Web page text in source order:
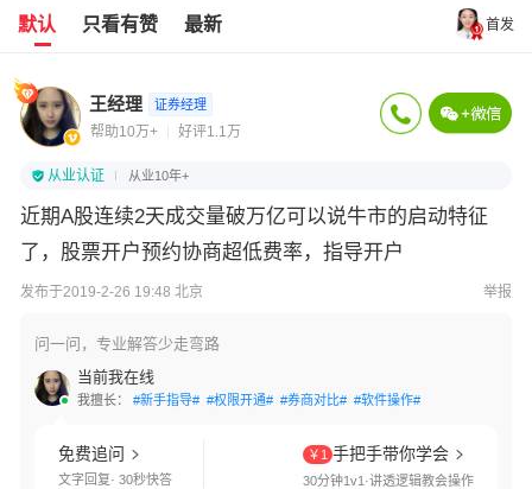
默认 只看有赞 最新 首发
王经理 证券经理
帮助10万+ 好评1.1万
从业认证 从业10年+
近期A股连续2天成交量破万亿可以说牛市的启动特征
了，股票开户预约协商超低费率，指导开户
发布于2019-2-26 19:48 北京 举报
问一问，专业解答少走弯路
当前我在线
我擅长： #新手指导# #权限开通# #券商对比# #软件操作#
免费追问
文字回复· 30秒快答
￥1 手把手带你学会
30分钟1v1·讲透逻辑教会操作